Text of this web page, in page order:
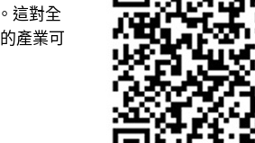
這對全
產業可